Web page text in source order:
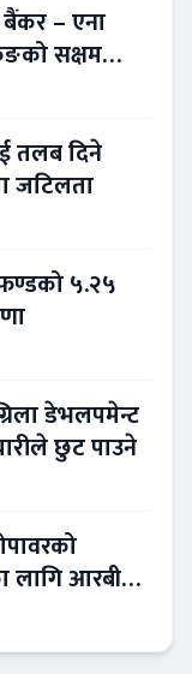
बैंकर – एना
सक्षम
तलब दिने
जटिलता
५.२५
डेभलपमेन्ट
छुट पाउने
आरबीबी